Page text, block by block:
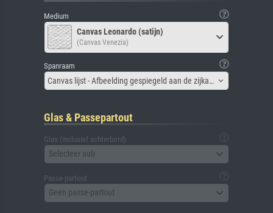
Medium
Canvas Leonardo (satijn)
(Canvas Venezia)
Spanraam
Canvas lijst - Afbeelding gespiegeld aan de zijkant
Glas & Passepartout
Glas (inclusief achterbord)
Selecteer aub
Passe-partout
Geen passe-partout